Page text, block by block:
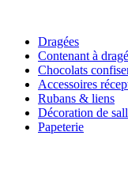
Dragées
Contenant à
Chocolats
Accessoires
Rubans & liens
Décoration de
Papeterie